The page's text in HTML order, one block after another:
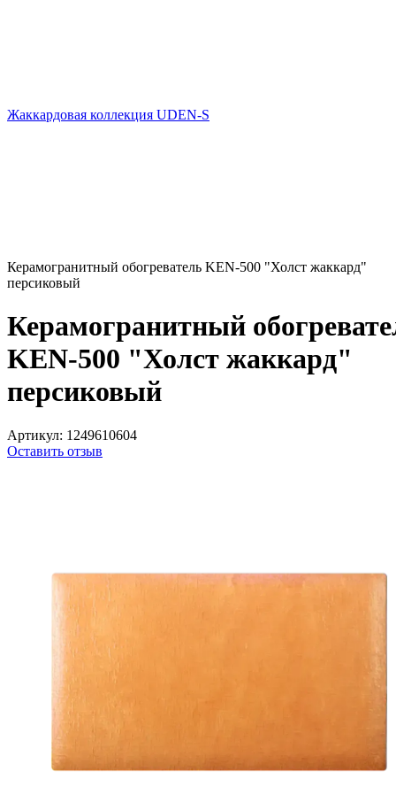
Жаккардовая коллекция UDEN-S
Керамогранитный обогреватель KEN-500 "Холст жаккард"
персиковый
Керамогранитный
KEN-500 "Холст жаккард"
персиковый
Артикул: 1249610604
Оставить отзыв